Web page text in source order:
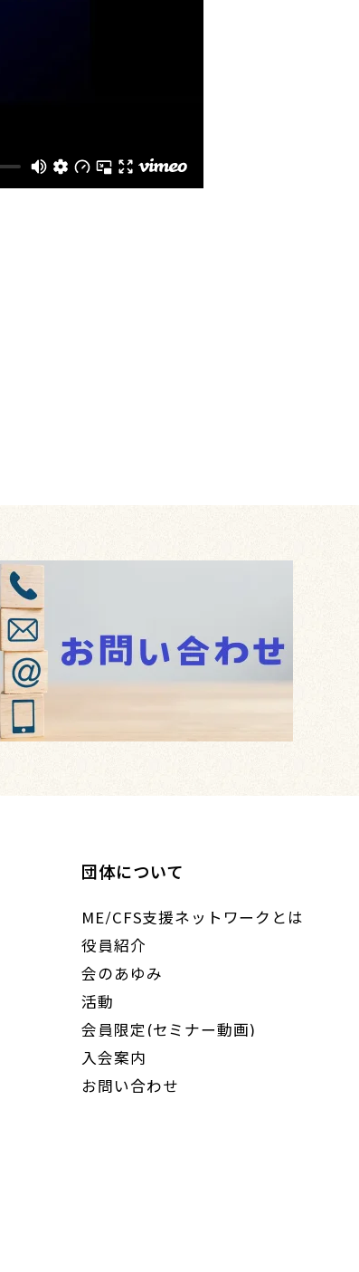
団体について
ME/CFS支援ネットワークとは
役員紹介
会のあゆみ
活動
会員限定(セミナー動画)
入会案内
お問い合わせ